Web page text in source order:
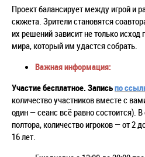
Проект балансирует между игрой и
сюжета. Зрители становятся
их решений зависит не только исход
мира, который им удастся собрать.
Важная информация:
Участие бесплатное. Записьпо
количество участников вместе с
один — сеанс всё равно состоится). В
полтора, количество игроков — от 2
16 лет.